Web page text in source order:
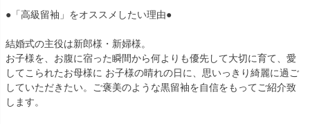
●「高級留袖」をオススメしたい理由●
結婚式の主役は新郎様・新婦様。
お子様を、お腹に宿った瞬間から何よりも優先して大切に育て、愛
してこられたお母様に お子様の晴れの日に、思いっきり綺麗に過ご
していただきたい。ご褒美のような黒留袖を自信をもってご紹介致
します。